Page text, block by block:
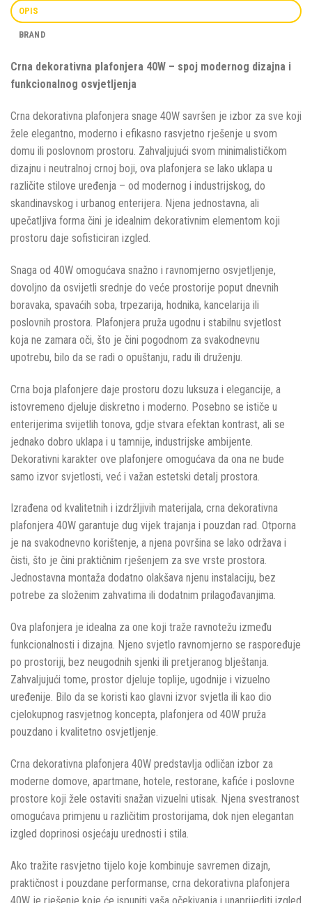
OPIS
BRAND
Crna dekorativna plafonjera 40W – spoj modernog dizajna i
funkcionalnog osvjetljenja
Crna dekorativna plafonjera snage 40W savršen je izbor za sve koji
žele elegantno, moderno i efikasno rasvjetno rješenje u svom
domu ili poslovnom prostoru. Zahvaljujući svom minimalističkom
dizajnu i neutralnoj crnoj boji, ova plafonjera se lako uklapa u
različite stilove uređenja – od modernog i industrijskog, do
skandinavskog i urbanog enterijera. Njena jednostavna, ali
upečatljiva forma čini je idealnim dekorativnim elementom koji
prostoru daje sofisticiran izgled.
Snaga od 40W omogućava snažno i ravnomjerno osvjetljenje,
dovoljno da osvijetli srednje do veće prostorije poput dnevnih
boravaka, spavaćih soba, trpezarija, hodnika, kancelarija ili
poslovnih prostora. Plafonjera pruža ugodnu i stabilnu svjetlost
koja ne zamara oči, što je čini pogodnom za svakodnevnu
upotrebu, bilo da se radi o opuštanju, radu ili druženju.
Crna boja plafonjere daje prostoru dozu luksuza i elegancije, a
istovremeno djeluje diskretno i moderno. Posebno se ističe u
enterijerima svijetlih tonova, gdje stvara efektan kontrast, ali se
jednako dobro uklapa i u tamnije, industrijske ambijente.
Dekorativni karakter ove plafonjere omogućava da ona ne bude
samo izvor svjetlosti, već i važan estetski detalj prostora.
Izrađena od kvalitetnih i izdržljivih materijala, crna dekorativna
plafonjera 40W garantuje dug vijek trajanja i pouzdan rad. Otporna
je na svakodnevno korištenje, a njena površina se lako održava i
čisti, što je čini praktičnim rješenjem za sve vrste prostora.
Jednostavna montaža dodatno olakšava njenu instalaciju, bez
potrebe za složenim zahvatima ili dodatnim prilagođavanjima.
Ova plafonjera je idealna za one koji traže ravnotežu između
funkcionalnosti i dizajna. Njeno svjetlo ravnomjerno se raspoređuje
po prostoriji, bez neugodnih sjenki ili pretjeranog blještanja.
Zahvaljujući tome, prostor djeluje toplije, ugodnije i vizuelno
uređenije. Bilo da se koristi kao glavni izvor svjetla ili kao dio
cjelokupnog rasvjetnog koncepta, plafonjera od 40W pruža
pouzdano i kvalitetno osvjetljenje.
Crna dekorativna plafonjera 40W predstavlja odličan izbor za
moderne domove, apartmane, hotele, restorane, kafiće i poslovne
prostore koji žele ostaviti snažan vizuelni utisak. Njena svestranost
omogućava primjenu u različitim prostorijama, dok njen elegantan
izgled doprinosi osjećaju urednosti i stila.
Ako tražite rasvjetno tijelo koje kombinuje savremen dizajn,
praktičnost i pouzdane performanse, crna dekorativna plafonjera